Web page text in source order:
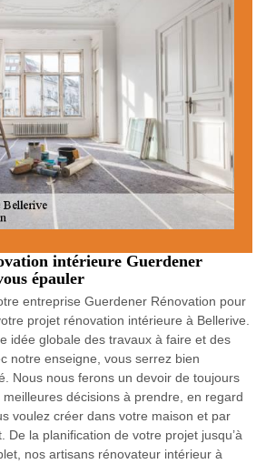
intérieure Guerdener
épauler
entreprise Guerdener Rénovation pour
projet rénovation intérieure à Bellerive.
idée globale des travaux à faire et des
notre enseigne, vous serrez bien
Nous nous ferons un devoir de toujours
décisions à prendre, en regard
voulez créer dans votre maison et par
De la planification de votre projet jusqu’à
nos artisans rénovateur intérieur à